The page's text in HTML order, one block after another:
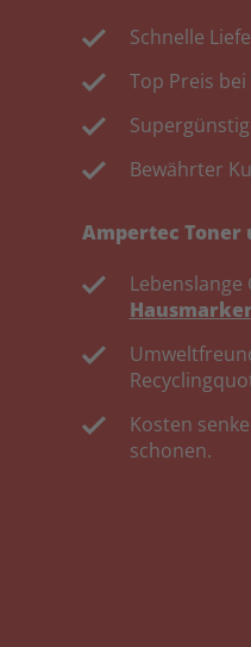
Schnelle
Top Preis
Bewährter
Ampertec Toner
Lebenslange
Kosten
schonen.